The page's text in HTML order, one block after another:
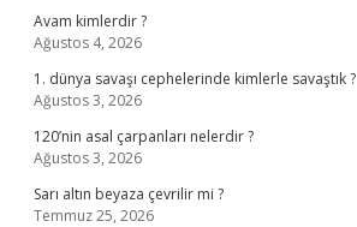
Avam kimlerdir ?
Ağustos 4, 2026
1. dünya savaşı cephelerinde kimlerle savaştık ?
Ağustos 3, 2026
120’nin asal çarpanları nelerdir ?
Ağustos 3, 2026
Sarı altın beyaza çevrilir mi ?
Temmuz 25, 2026